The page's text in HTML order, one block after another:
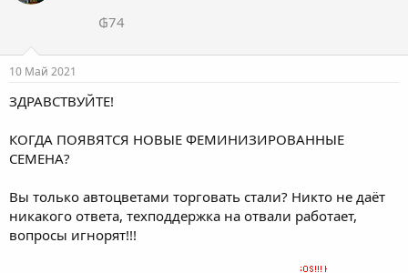
₲74
10 Май 2021
ЗДРАВСТВУЙТЕ!
КОГДА ПОЯВЯТСЯ НОВЫЕ ФЕМИНИЗИРОВАННЫЕ
СЕМЕНА?
Вы только автоцветами торговать стали? Никто не даёт
никакого ответа, техподдержка на отвали работает,
вопросы игнорят!!!